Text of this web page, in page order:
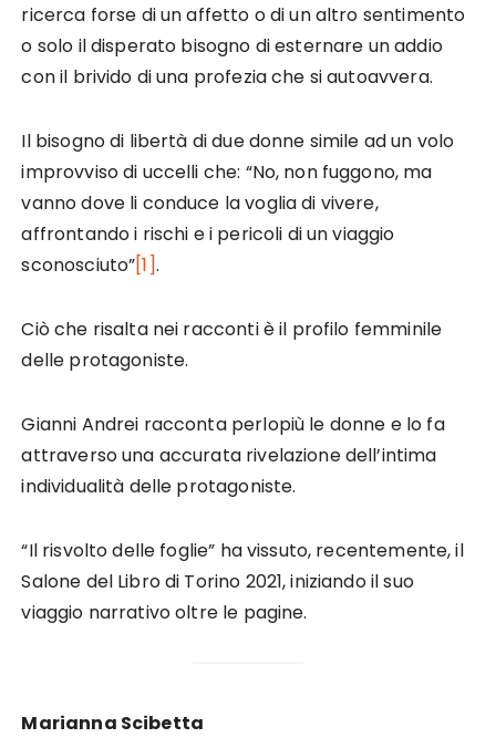
ricerca forse di un affetto o di un altro sentimento
o solo il disperato bisogno di esternare un addio
con il brivido di una profezia che si autoavvera.
Il bisogno di libertà di due donne simile ad un volo
improvviso di uccelli che: “No, non fuggono, ma
vanno dove li conduce la voglia di vivere,
affrontando i rischi e i pericoli di un viaggio
sconosciuto”[1].
Ciò che risalta nei racconti è il profilo femminile
delle protagoniste.
Gianni Andrei racconta perlopiù le donne e lo fa
attraverso una accurata rivelazione dell’intima
individualità delle protagoniste.
“Il risvolto delle foglie” ha vissuto, recentemente, il
Salone del Libro di Torino 2021, iniziando il suo
viaggio narrativo oltre le pagine.
Marianna Scibetta